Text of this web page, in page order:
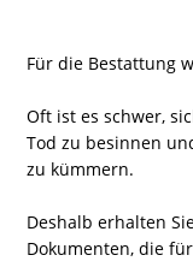
Für die Bestattung
Oft ist es schwer,
Tod zu besinnen
zu kümmern.
Deshalb erhalten
Dokumenten, die